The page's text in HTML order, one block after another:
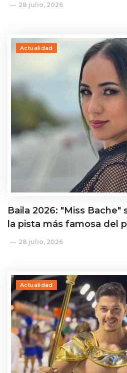
28 julio, 2026
Actualidad
Baila 2026: "Miss Bache"
la pista más famosa del
28 julio, 2026
Actualidad